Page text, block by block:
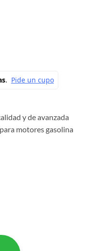
y de avanzada
motores gasolina